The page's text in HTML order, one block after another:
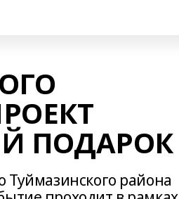
ПОДАРОК
Туймазинского района